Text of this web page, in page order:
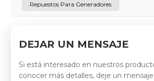
Repuestos Para Generadores
DEJAR UN MENSAJE
Si está interesado en nuestros
conocer más detalles, deje un mensaje